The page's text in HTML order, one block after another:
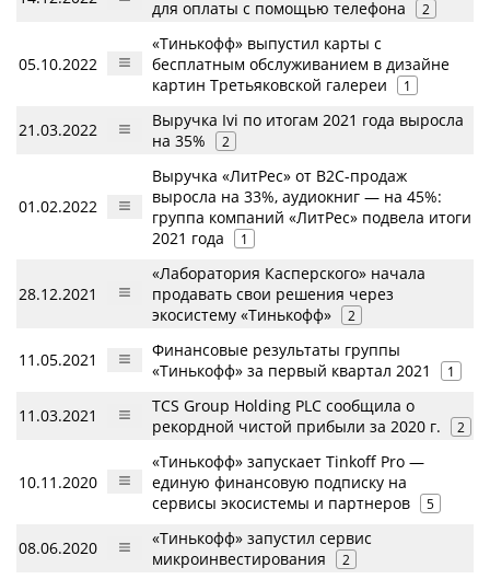
для оплаты с помощью телефона
2
05.10.2022
«Тинькофф» выпустил карты с
бесплатным обслуживанием в дизайне
картин Третьяковской галереи
1
21.03.2022
Выручка Ivi по итогам 2021 года выросла
на 35%
2
01.02.2022
Выручка «ЛитРес» от B2C-продаж
выросла на 33%, аудиокниг — на 45%:
группа компаний «ЛитРес» подвела итоги
2021 года
1
28.12.2021
«Лаборатория Касперского» начала
продавать свои решения через
экосистему «Тинькофф»
2
11.05.2021
Финансовые результаты группы
«Тинькофф» за первый квартал 2021
1
11.03.2021
TCS Group Holding PLC сообщила о
рекордной чистой прибыли за 2020 г.
2
10.11.2020
«Тинькофф» запускает Tinkoff Pro —
единую финансовую подписку на
сервисы экосистемы и партнеров
5
08.06.2020
«Тинькофф» запустил сервис
микроинвестирования
2